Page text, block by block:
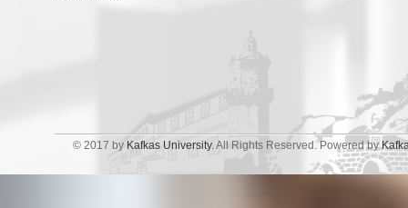
© 2017 by Kafkas University. All Rights Reserved. Powered by